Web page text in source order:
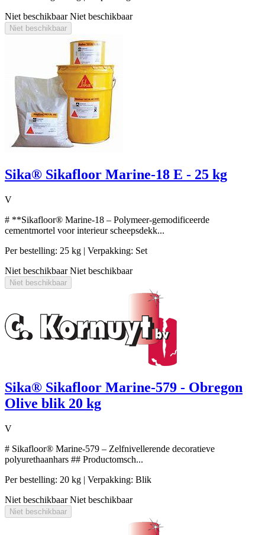
Niet beschikbaarNiet beschikbaar
Niet beschikbaar
Sika® Sikafloor Marine-18 E - 25 kg
V
# **Sikafloor® Marine-18 – Polymeer-gemodificeerde
cementmortel voor interieur scheepsdekk...
Per bestelling: 25 kg | Verpakking: Set
Niet beschikbaarNiet beschikbaar
Niet beschikbaar
Sika® Sikafloor Marine-579 - Obregon
Olive blik 20 kg
V
# Sikafloor® Marine-579 – Zelfnivellerende decoratieve
polyurethaanhars ## Productomsch...
Per bestelling: 20 kg | Verpakking: Blik
Niet beschikbaarNiet beschikbaar
Niet beschikbaar